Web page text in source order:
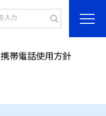
携帯電話使用方針